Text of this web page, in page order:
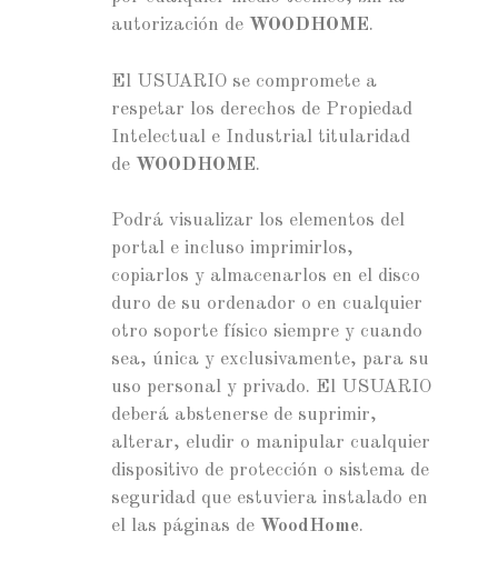
autorización de WOODHOME.
El USUARIO se compromete a
respetar los derechos de Propiedad
Intelectual e Industrial titularidad
de WOODHOME.
Podrá visualizar los elementos del
portal e incluso imprimirlos,
copiarlos y almacenarlos en el disco
duro de su ordenador o en cualquier
otro soporte físico siempre y cuando
sea, única y exclusivamente, para su
uso personal y privado. El USUARIO
deberá abstenerse de suprimir,
alterar, eludir o manipular cualquier
dispositivo de protección o sistema de
seguridad que estuviera instalado en
el las páginas de WoodHome.